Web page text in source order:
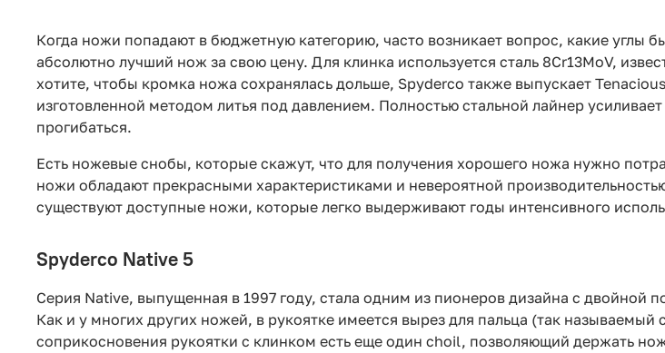
Когда ножи попадают в бюджетную категорию, часто возникает вопрос, какие углы
абсолютно лучший нож за свою цену. Для клинка используется сталь 8Cr13MoV,
хотите, чтобы кромка ножа сохранялась дольше, Spyderco также выпускает
изготовленной методом литья под давлением. Полностью стальной лайнер
прогибаться.
Есть ножевые снобы, которые скажут, что для получения хорошего ножа нужно
ножи обладают прекрасными характеристиками и невероятной
существуют доступные ножи, которые легко выдерживают годы интенсивного
Spyderco Native 5
Серия Native, выпущенная в 1997 году, стала одним из пионеров дизайна с двойной
Как и у многих других ножей, в рукоятке имеется вырез для пальца (так называемый
соприкосновения рукоятки с клинком есть еще один choil, позволяющий держать